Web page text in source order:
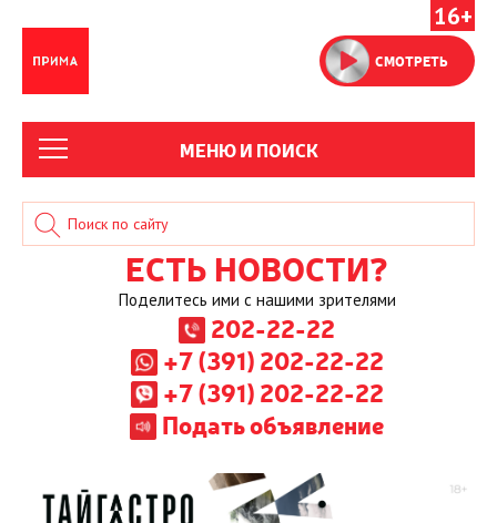
16+
СМОТРЕТЬ
МЕНЮ И ПОИСК
ЕСТЬ НОВОСТИ?
Поделитесь ими с нашими зрителями
202-22-22
+7 (391) 202-22-22
+7 (391) 202-22-22
Подать объявление